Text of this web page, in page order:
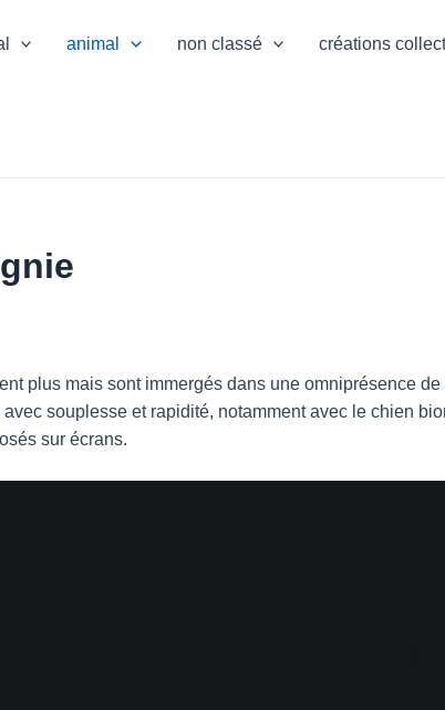
animal non classé créations
plus mais sont immergés dans une omniprésence
souplesse et rapidité, notamment avec le chien
sur écrans.